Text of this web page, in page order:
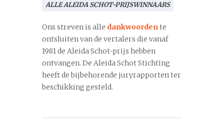
ALLE ALEIDA SCHOT-PRIJSWINNAARS
Ons streven is alle dankwoordente
ontsluiten van de vertalers die vanaf
1981 de Aleida Schot-prijs hebben
ontvangen. De Aleida Schot Stichting
heeft de bijbehorende juryrapporten ter
beschikking gesteld.